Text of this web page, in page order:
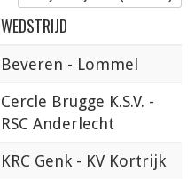
WEDSTRIJD
Beveren - Lommel
Cercle Brugge K.S.V. -
RSC Anderlecht
KRC Genk - KV Kortrijk